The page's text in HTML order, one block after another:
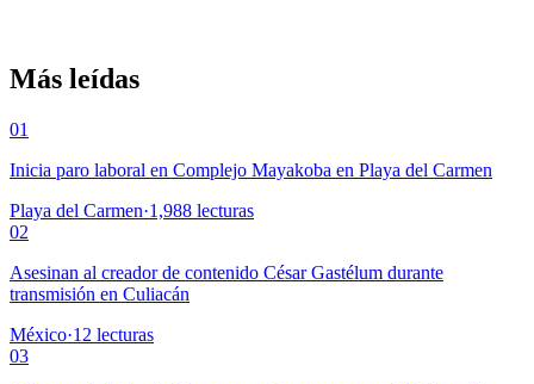
Más leídas
01
Inicia paro laboral en Complejo Mayakoba en Playa del Carmen
Playa del Carmen·1,988 lecturas
02
Asesinan al creador de contenido César Gastélum durante
transmisión en Culiacán
México·12 lecturas
03